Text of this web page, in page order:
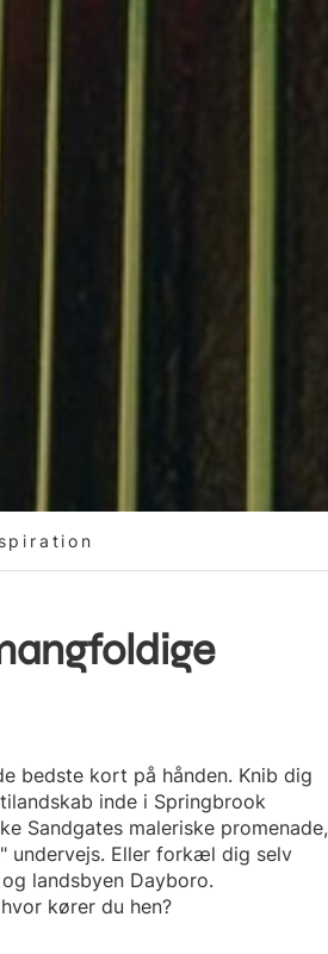
bedste kort på hånden. Knib dig
inde i Springbrook
Sandgates maleriske promenade,
undervejs. Eller forkæl dig selv
landsbyen Dayboro.
kører du hen?